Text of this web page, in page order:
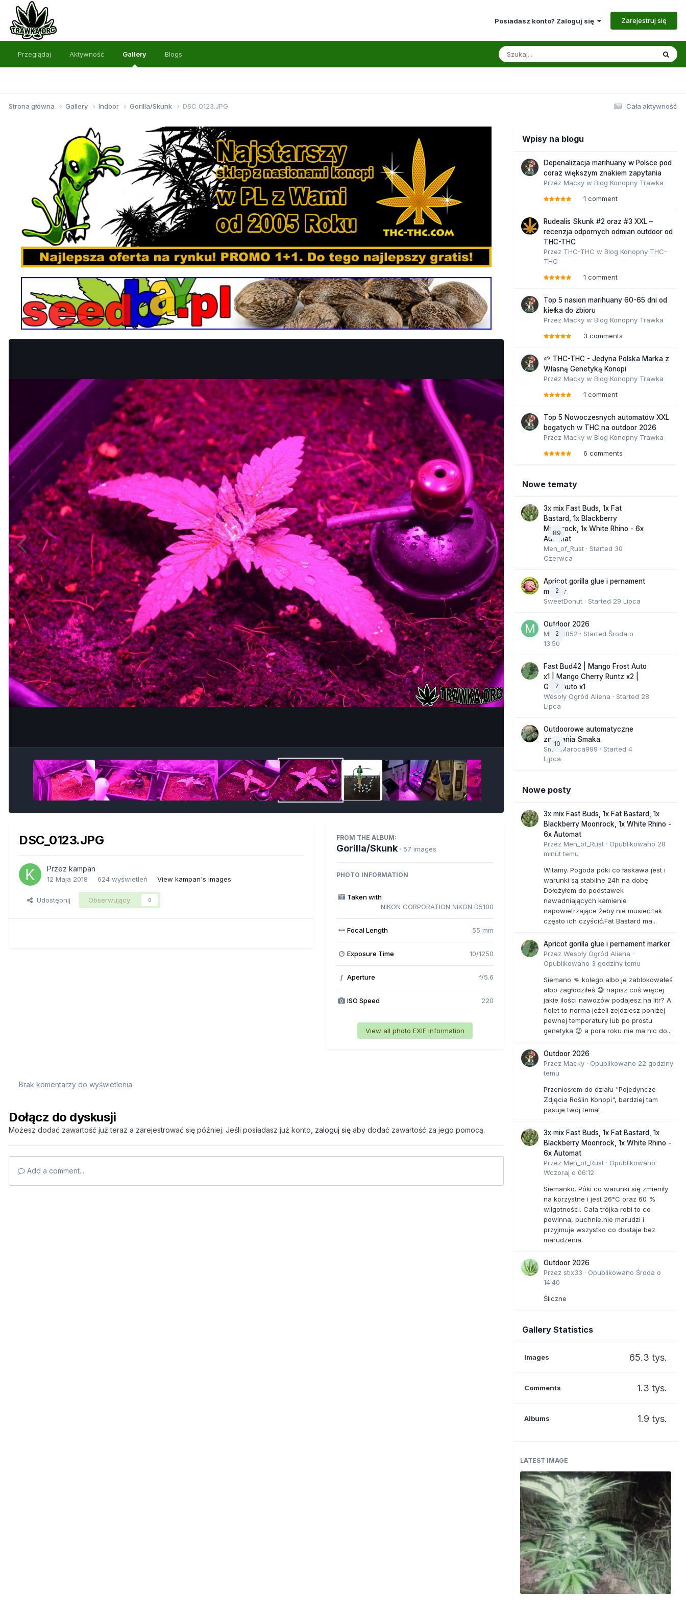
Posiadasz konto? Zaloguj się Zarejestruj się
Przeglądaj Aktywność Gallery Blogs
Cała aktywność
Strona główna Gallery Indoor Gorilla/Skunk DSC_0123.JPG
DSC_0123.JPG
Przez kampan
12 Maja 2018 624 wyświetleń View kampan's images
Udostępnij Obserwujący 0
FROM THE ALBUM:
Gorilla/Skunk · 57 images
PHOTO INFORMATION
Taken with
NIKON CORPORATION NIKON D5100
Focal Length 55 mm
Exposure Time 10/1250
f Aperture f/5.6
ISO Speed 220
View all photo EXIF information
Brak komentarzy do wyświetlenia
Dołącz do dyskusji
Możesz dodać zawartość już teraz a zarejestrować się później. Jeśli posiadasz już konto, zaloguj się aby dodać zawartość za jego pomocą.
Add a comment...
Wpisy na blogu
Depenalizacja marihuany w Polsce pod
coraz większym znakiem zapytania
Przez Macky w Blog Konopny Trawka
1 comment
Rudealis Skunk #2 oraz #3 XXL –
recenzja odpornych odmian outdoor od
THC-THC
Przez THC-THC w Blog Konopny THC-
THC
1 comment
Top 5 nasion marihuany 60-65 dni od
kiełka do zbioru
Przez Macky w Blog Konopny Trawka
3 comments
🌱 THC-THC - Jedyna Polska Marka z
Własną Genetyką Konopi
Przez Macky w Blog Konopny Trawka
1 comment
Top 5 Nowoczesnych automatów XXL
bogatych w THC na outdoor 2026
Przez Macky w Blog Konopny Trawka
6 comments
Nowe tematy
89
3x mix Fast Buds, 1x Fat
Bastard, 1x Blackberry
Moonrock, 1x White Rhino - 6x
Automat
Men_of_Rust · Started 30
Czerwca
2
Apricot gorilla glue i pernament
marker
SweetDonut · Started 29 Lipca
2
Outdoor 2026
Marcel852 · Started Środa o
13:50
7
Fast Bud42 | Mango Frost Auto
x1 | Mango Cherry Runtz x2 |
GMO Auto x1
Wesoły Ogród Aliena · Started 28
Lipca
10
Outdoorowe automatyczne
zmagania Smaka.
SmakMaroca999 · Started 4
Lipca
Nowe posty
3x mix Fast Buds, 1x Fat Bastard, 1x
Blackberry Moonrock, 1x White Rhino -
6x Automat
Przez Men_of_Rust · Opublikowano 28
minut temu
Witamy. Pogoda póki co łaskawa jest i
warunki są stabilne 24h na dobę.
Dołożyłem do podstawek
nawadniających kamienie
napowietrzające żeby nie musieć tak
często ich czyścić.Fat Bastard ma...
Apricot gorilla glue i pernament marker
Przez Wesoły Ogród Aliena ·
Opublikowano 3 godziny temu
Siemano 👊 kolego albo je zablokowałeś
albo zagłodziłeś 😅 napisz coś więcej
jakie ilości nawozów podajesz na litr? A
fiolet to norma jeżeli zejdziesz poniżej
pewnej temperatury lub po prostu
genetyka 😉 a pora roku nie ma nic do...
Outdoor 2026
Przez Macky · Opublikowano 22 godziny
temu
Przeniosłem do działu "Pojedyncze
Zdjęcia Roślin Konopi", bardziej tam
pasuje twój temat.
3x mix Fast Buds, 1x Fat Bastard, 1x
Blackberry Moonrock, 1x White Rhino -
6x Automat
Przez Men_of_Rust · Opublikowano
Wczoraj o 06:12
Siemanko. Póki co warunki się zmieniły
na korzystne i jest 26°C oraz 60 %
wilgotności. Cała trójka robi to co
powinna, puchnie,nie marudzi i
przyjmuje wszystko co dostaje bez
marudzenia.
Outdoor 2026
Przez stix33 · Opublikowano Środa o
14:40
Śliczne
Gallery Statistics
Images 65.3 tys.
Comments 1.3 tys.
Albums 1.9 tys.
LATEST IMAGE